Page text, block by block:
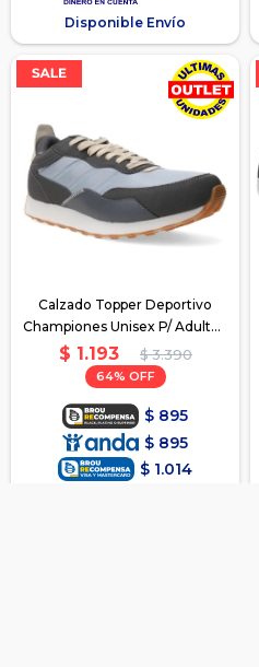
Disponible Envío
Calzado Topper Deportivo
Championes Unisex P/ Adulto -
Gris2
$ 1.193 $ 3.390
64
$ 895
$ 895
$ 1.014